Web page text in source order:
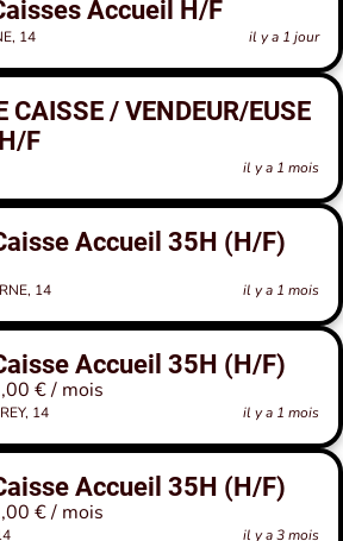
Accueil H/F
14 il y a 1 jour
CAISSE / VENDEUR/EUSE
F
il y a 1 mois
Accueil 35H (H/F)
14 il y a 1 mois
Accueil 35H (H/F)
€ / mois
14 il y a 1 mois
Accueil 35H (H/F)
€ / mois
il y a 3 mois